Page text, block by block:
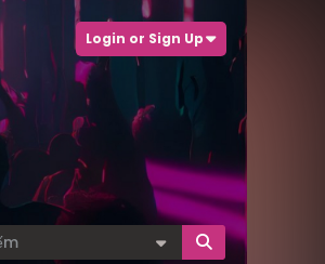
Login or Sign Up